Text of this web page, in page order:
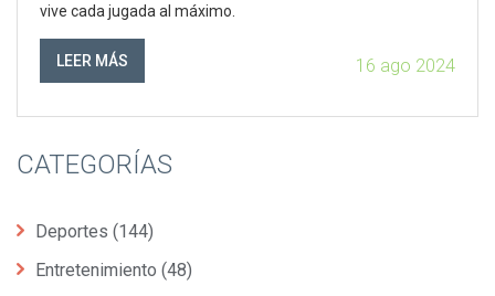
vive cada jugada al máximo.
LEER MÁS 16 ago 2024
CATEGORÍAS
Deportes (144)
Entretenimiento (48)